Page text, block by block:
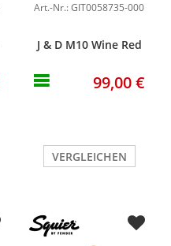
Art.-Nr.: GIT0058735-000
J & D M10 Wine Red
99,00 €
VERGLEICHEN